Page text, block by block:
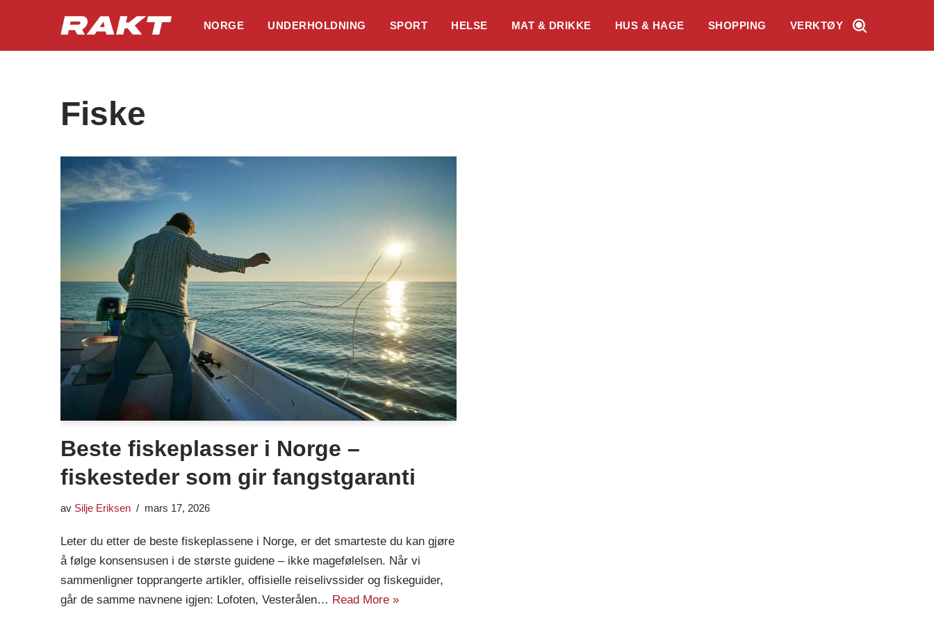
NORGE UNDERHOLDNING SPORT HELSE MAT & DRIKKE HUS & HAGE SHOPPING VERKTØY
Fiske
Beste fiskeplasser i Norge –
fiskesteder som gir fangstgaranti
av Silje Eriksen mars 17, 2026
Leter du etter de beste fiskeplassene i Norge, er det smarteste du kan gjøre
å følge konsensusen i de største guidene – ikke magefølelsen. Når vi
sammenligner topprangerte artikler, offisielle reiselivssider og fiskeguider,
går de samme navnene igjen: Lofoten, Vesterålen… Read More »